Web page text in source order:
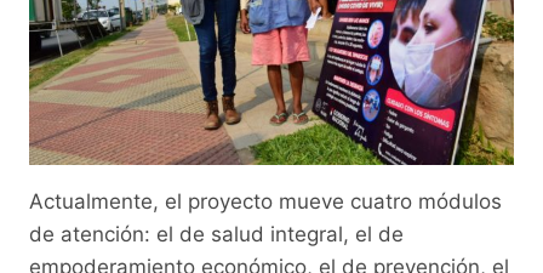
Actualmente, el proyecto mueve cuatro módulos
de atención: el de salud integral, el de
empoderamiento económico, el de prevención, el